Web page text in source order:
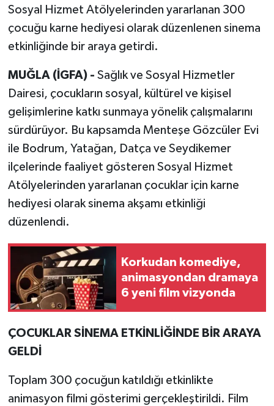
Sosyal Hizmet Atölyelerinden yararlanan 300
çocuğu karne hediyesi olarak düzenlenen sinema
etkinliğinde bir araya getirdi.
MUĞLA (İGFA) - Sağlık ve Sosyal Hizmetler
Dairesi, çocukların sosyal, kültürel ve kişisel
gelişimlerine katkı sunmaya yönelik çalışmalarını
sürdürüyor. Bu kapsamda Menteşe Gözcüler Evi
ile Bodrum, Yatağan, Datça ve Seydikemer
ilçelerinde faaliyet gösteren Sosyal Hizmet
Atölyelerinden yararlanan çocuklar için karne
hediyesi olarak sinema akşamı etkinliği
düzenlendi.
Korkudan komediye,
animasyondan dramaya
6 yeni film vizyonda
ÇOCUKLAR SİNEMA ETKİNLİĞİNDE BİR ARAYA
GELDİ
Toplam 300 çocuğun katıldığı etkinlikte
animasyon filmi gösterimi gerçekleştirildi. Film